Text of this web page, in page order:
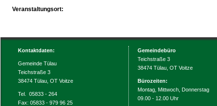
Veranstaltungsort:
Kontaktdaten:
Gemeinde Tülau
Teichstraße 3
38474 Tülau, OT Voitze
Tel. 05833 - 264
Fax: 05833 - 979 96 25
Gemeindebüro
Teichstraße 3
38474 Tülau, OT Voitze
Bürozeiten:
Montag, Mittwoch, Donnerstag
09.00 - 12.00 Uhr